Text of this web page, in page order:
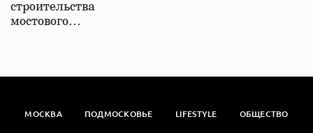
строительства
мостового…
МОСКВА ПОДМОСКОВЬЕ LIFESTYLE ОБЩЕСТВО